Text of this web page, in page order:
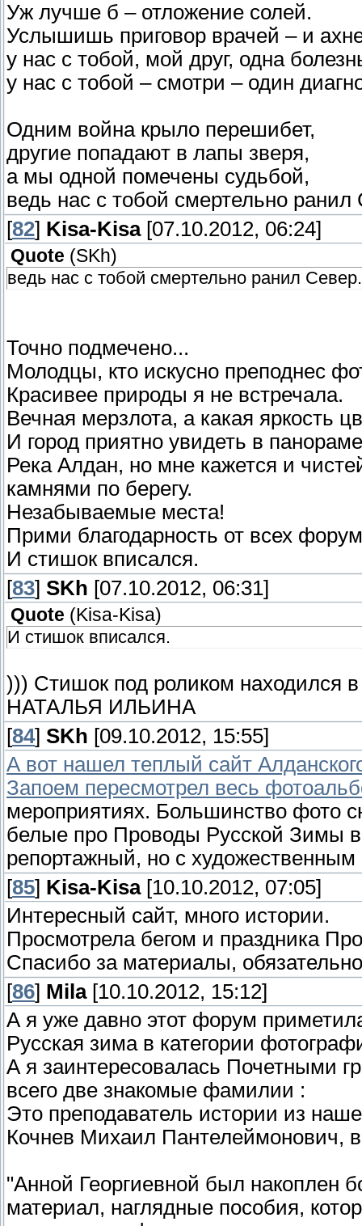
Уж лучше б – отложение солей.
Услышишь приговор врачей – и
у нас с тобой, мой друг, одна
у нас с тобой – смотри – один
Одним война крыло перешибет,
другие попадают в лапы зверя,
а мы одной помечены судьбой,
ведь нас с тобой смертельно ранил
[82] Kisa-Kisa[07.10.2012, 06:24]
Quote (SKh)
ведь нас с тобой смертельно ранил Север.
Точно подмечено...
Молодцы, кто искусно преподнес
Красивее природы я не встречала.
Вечная мерзлота, а какая яркость
И город приятно увидеть в
Река Алдан, но мне кажется и
камнями по берегу.
Незабываемые места!
Прими благодарность от всех
И стишок вписался.
[83] SKh [07.10.2012, 06:31]
Quote ( Kisa-Kisa)
И стишок вписался.
))) Стишок под роликом находился
НАТАЛЬЯ ИЛЬИНА
[84] SKh [09.10.2012, 15:55]
А вот нашел теплый сайт
Запоем пересмотрел весь
мероприятиях. Большинство фото
белые про Проводы Русской Зимы
репортажный, но с художественным
[85] Kisa-Kisa[10.10.2012, 07:05]
Интересный сайт, много истории.
Просмотрела бегом и праздника
Спасибо за материалы,
[86] Mila[10.10.2012, 15:12]
А я уже давно этот форум
Русская зима в категории
А я заинтересовалась Почетными
всего две знакомые фамилии :
Это преподаватель истории из
Кочнев Михаил Пантелеймонович,
"Анной Георгиевной был накоплен
материал, наглядные пособия,